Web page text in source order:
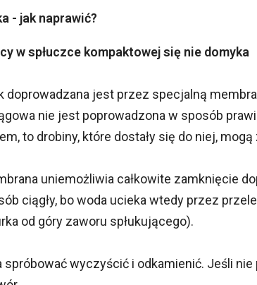
- jak naprawić?
w spłuczce kompaktowej się nie domyka
doprowadzana jest przez specjalną
nie jest poprowadzona w sposób
to drobiny, które dostały się do niej,
uniemożliwia całkowite zamknięcie
ciągły, bo woda ucieka wtedy przez
od góry zaworu spłukującego).
wyczyścić i odkamienić. Jeśli nie